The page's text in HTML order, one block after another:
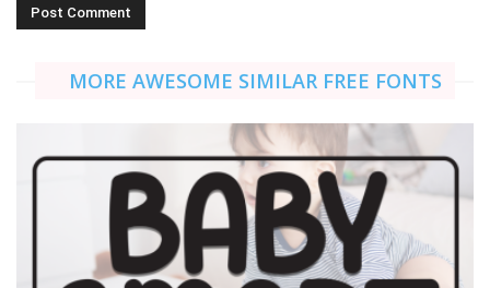
MORE AWESOME SIMILAR FREE FONTS